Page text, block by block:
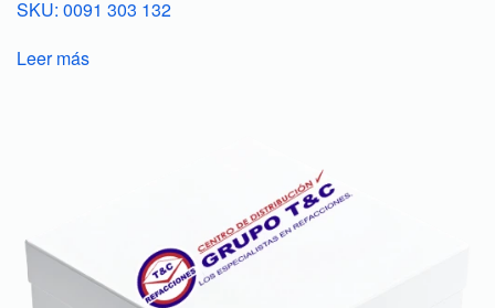
SKU: 0091 303 132
Leer más